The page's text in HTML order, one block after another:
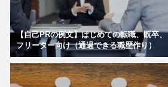
【自己PRの例文】はじめての転職、既卒、
フリーター向け（通過できる職歴作り）